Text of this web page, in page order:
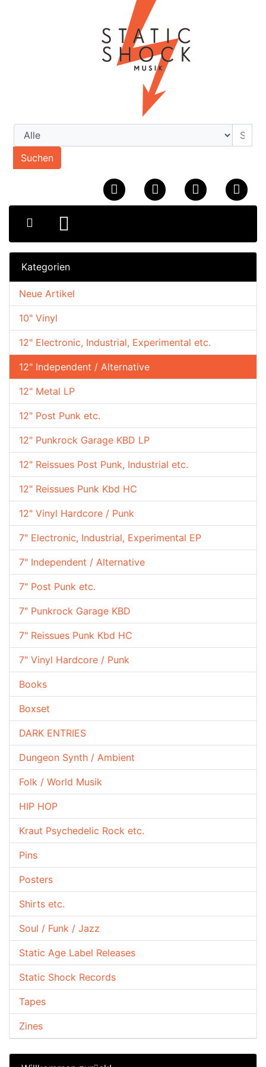
Suchen
Kategorien
10" Vinyl
12" Electronic, Industrial, Experimental etc.
12" Independent / Alternative
12" Metal LP
12" Post Punk etc.
12" Punkrock Garage KBD LP
12" Reissues Post Punk, Industrial etc.
12" Reissues Punk Kbd HC
12" Vinyl Hardcore / Punk
7" Electronic, Industrial, Experimental EP
7" Independent / Alternative
7" Post Punk etc.
7" Punkrock Garage KBD
7" Reissues Punk Kbd HC
7" Vinyl Hardcore / Punk
Books
Boxset
DARK ENTRIES
Dungeon Synth / Ambient
Folk / World Musik
HIP HOP
Kraut Psychedelic Rock etc.
Pins
Posters
Shirts etc.
Soul / Funk / Jazz
Static Age Label Releases
Static Shock Records
Tapes
Zines
Neue Artikel